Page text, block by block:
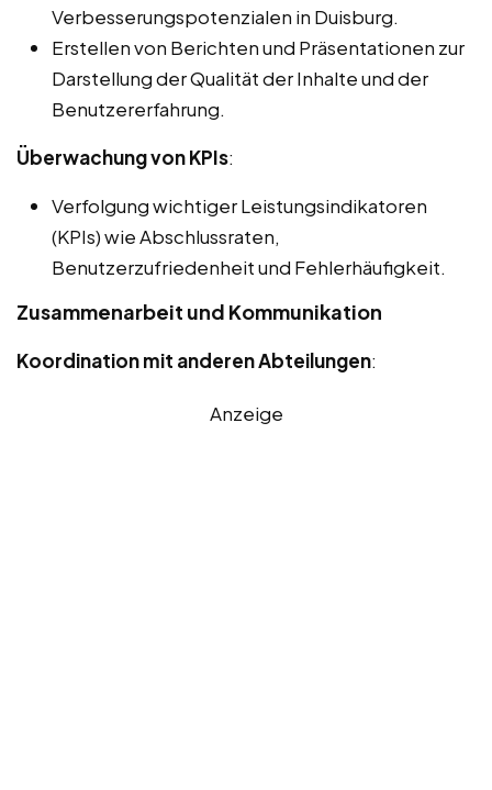
Verbesserungspotenzialen in Duisburg.
Erstellen von Berichten und Präsentationen zur
Darstellung der Qualität der Inhalte und der
Benutzererfahrung.
Überwachung von KPIs:
Verfolgung wichtiger Leistungsindikatoren
(KPIs) wie Abschlussraten,
Benutzerzufriedenheit und Fehlerhäufigkeit.
Zusammenarbeit und Kommunikation
Koordination mit anderen Abteilungen:
Anzeige